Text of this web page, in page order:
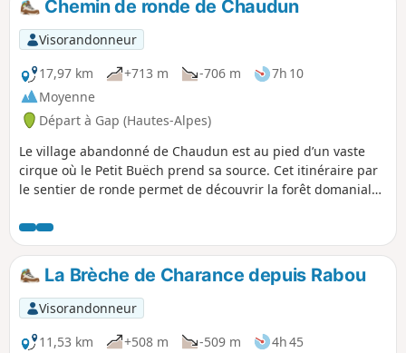
corniche au § Infos pratiques.
Chemin de ronde de Chaudun
Visorandonneur
17,97 km
+713 m -706 m
7h 10
Moyenne
Départ à Gap (Hautes-Alpes)
Le village abandonné de Chaudun est au pied d’un vaste
cirque où le Petit Buëch prend sa source. Cet itinéraire par
le sentier de ronde permet de découvrir la forêt domaniale
intégrale du Bois du Chapitre (classée patrimoine mondial
de l’humanité par l’Unesco).
La Brèche de Charance depuis Rabou
Visorandonneur
11,53 km
+508 m -509 m
4h 45